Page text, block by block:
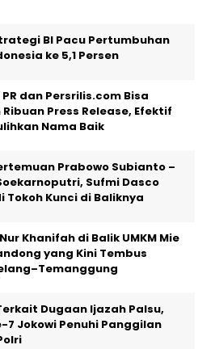
BI Pacu Pertumbuhan
ke 5,1 Persen
dan Persrilis.com Bisa
Press Release, Efektif
Nama Baik
Prabowo Subianto –
Sufmi Dasco
Tokoh Kunci di Baliknya
Khanifah di Balik UMKM Mie
yang Kini Tembus
Dugaan Ijazah Palsu,
7 Jokowi Penuhi Panggilan